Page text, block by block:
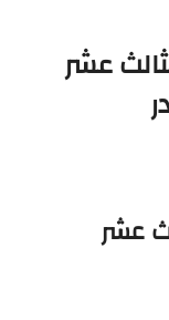
عشر
عشر